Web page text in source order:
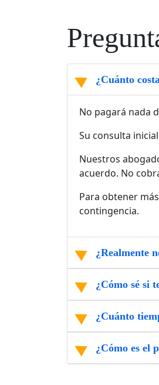
¿Cuánto
No pagará nada
Su consulta
Nuestros
acuerdo. No
Para obtener
contingencia.
¿Realmente
¿Cómo sé si
¿Cuánto
¿Cómo es el